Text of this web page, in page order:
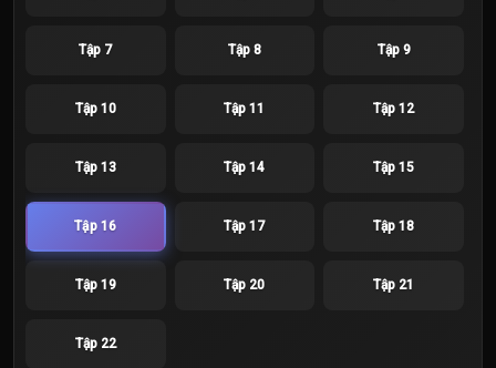
Tập 7 Tập 8 Tập 9
Tập 10 Tập 11 Tập 12
Tập 13 Tập 14 Tập 15
Tập 16 Tập 17 Tập 18
Tập 19 Tập 20 Tập 21
Tập 22